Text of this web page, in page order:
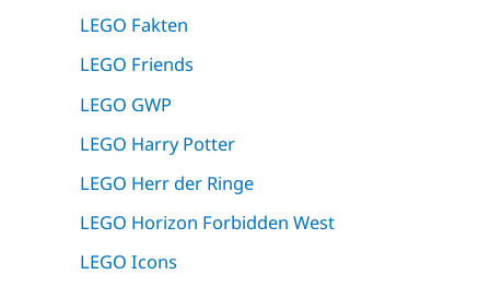
LEGO Fakten
LEGO Friends
LEGO GWP
LEGO Harry Potter
LEGO Herr der Ringe
LEGO Horizon Forbidden West
LEGO Icons